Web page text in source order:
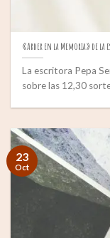
«Arder en la Memoria» de la
La escritora Pepa
sobre las 12,30
23
Oct